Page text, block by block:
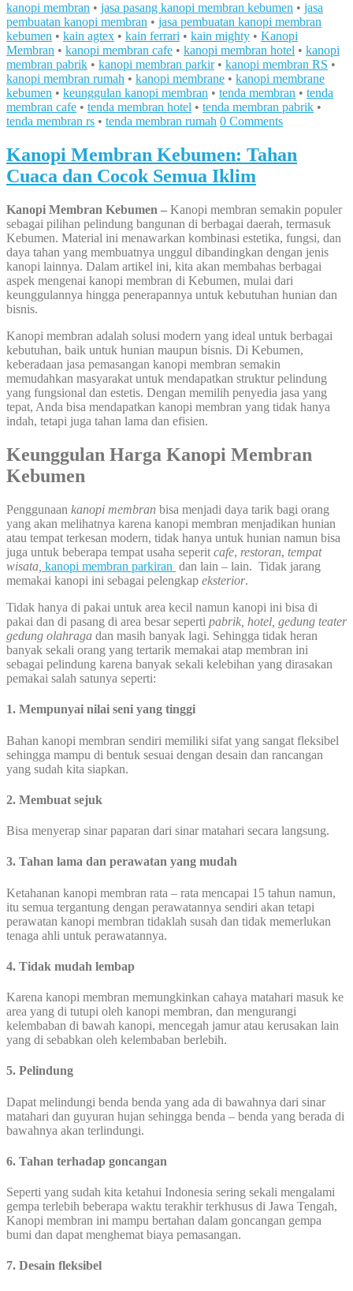
kanopi membran • jasa pasang kanopi membran kebumen • jasa
pembuatan kanopi membran • jasa pembuatan kanopi membran
kebumen • kain agtex • kain ferrari • kain mighty • Kanopi
Membran • kanopi membran cafe • kanopi membran hotel • kanopi
membran pabrik • kanopi membran parkir• kanopi membran RS •
kanopi membran rumah • kanopi membrane • kanopi membrane
kebumen • keunggulan kanopi membran • tenda membran • tenda
membran cafe • tenda membran hotel • tenda membran pabrik •
tenda membran rs • tenda membran rumah 0 Comments
Kanopi Membran Kebumen: Tahan
Cuaca dan Cocok Semua Iklim
Kanopi Membran Kebumen – Kanopi membran semakin populer
sebagai pilihan pelindung bangunan di berbagai daerah, termasuk
Kebumen. Material ini menawarkan kombinasi estetika, fungsi, dan
daya tahan yang membuatnya unggul dibandingkan dengan jenis
kanopi lainnya. Dalam artikel ini, kita akan membahas berbagai
aspek mengenai kanopi membran di Kebumen, mulai dari
keunggulannya hingga penerapannya untuk kebutuhan hunian dan
bisnis.
Kanopi membran adalah solusi modern yang ideal untuk berbagai
kebutuhan, baik untuk hunian maupun bisnis. Di Kebumen,
keberadaan jasa pemasangan kanopi membran semakin
memudahkan masyarakat untuk mendapatkan struktur pelindung
yang fungsional dan estetis. Dengan memilih penyedia jasa yang
tepat, Anda bisa mendapatkan kanopi membran yang tidak hanya
indah, tetapi juga tahan lama dan efisien.
Keunggulan Harga Kanopi Membran
Kebumen
Penggunaan kanopi membran bisa menjadi daya tarik bagi orang
yang akan melihatnya karena kanopi membran menjadikan hunian
atau tempat terkesan modern, tidak hanya untuk hunian namun bisa
juga untuk beberapa tempat usaha seperit cafe, restoran, tempat
wisata, kanopi membran parkiran dan lain – lain. Tidak jarang
memakai kanopi ini sebagai pelengkap eksterior.
Tidak hanya di pakai untuk area kecil namun kanopi ini bisa di
pakai dan di pasang di area besar seperti pabrik, hotel, gedung teater
gedung olahraga dan masih banyak lagi. Sehingga tidak heran
banyak sekali orang yang tertarik memakai atap membran ini
sebagai pelindung karena banyak sekali kelebihan yang dirasakan
pemakai salah satunya seperti:
1. Mempunyai nilai seni yang tinggi
Bahan kanopi membran sendiri memiliki sifat yang sangat fleksibel
sehingga mampu di bentuk sesuai dengan desain dan rancangan
yang sudah kita siapkan.
2. Membuat sejuk
Bisa menyerap sinar paparan dari sinar matahari secara langsung.
3. Tahan lama dan perawatan yang mudah
Ketahanan kanopi membran rata – rata mencapai 15 tahun namun,
itu semua tergantung dengan perawatannya sendiri akan tetapi
perawatan kanopi membran tidaklah susah dan tidak memerlukan
tenaga ahli untuk perawatannya.
4. Tidak mudah lembap
Karena kanopi membran memungkinkan cahaya matahari masuk ke
area yang di tutupi oleh kanopi membran, dan mengurangi
kelembaban di bawah kanopi, mencegah jamur atau kerusakan lain
yang di sebabkan oleh kelembaban berlebih.
5. Pelindung
Dapat melindungi benda benda yang ada di bawahnya dari sinar
matahari dan guyuran hujan sehingga benda – benda yang berada di
bawahnya akan terlindungi.
6. Tahan terhadap goncangan
Seperti yang sudah kita ketahui Indonesia sering sekali mengalami
gempa terlebih beberapa waktu terakhir terkhusus di Jawa Tengah,
Kanopi membran ini mampu bertahan dalam goncangan gempa
bumi dan dapat menghemat biaya pemasangan.
7. Desain fleksibel